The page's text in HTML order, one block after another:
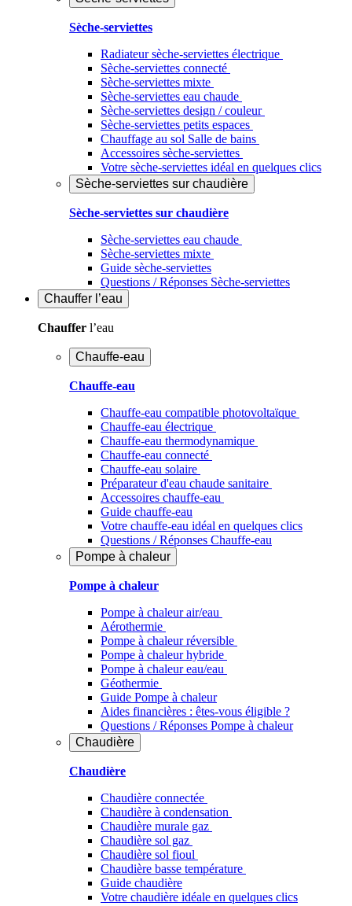
Sèche-serviettes
Radiateur sèche-serviettes électrique
Sèche-serviettes connecté
Sèche-serviettes mixte
Sèche-serviettes eau chaude
Sèche-serviettes design / couleur
Sèche-serviettes petits espaces
Chauffage au sol Salle de bains
Accessoires sèche-serviettes
Votre sèche-serviettes idéal en quelques clics
Sèche-serviettes sur chaudière
Sèche-serviettes sur chaudière
Sèche-serviettes eau chaude
Sèche-serviettes mixte
Guide sèche-serviettes
Questions / Réponses Sèche-serviettes
Chauffer l’eau
Chauffer l’eau
Chauffe-eau
Chauffe-eau
Chauffe-eau compatible photovoltaïque
Chauffe-eau électrique
Chauffe-eau thermodynamique
Chauffe-eau connecté
Chauffe-eau solaire
Préparateur d'eau chaude sanitaire
Accessoires chauffe-eau
Guide chauffe-eau
Votre chauffe-eau idéal en quelques clics
Questions / Réponses Chauffe-eau
Pompe à chaleur
Pompe à chaleur
Pompe à chaleur air/eau
Aérothermie
Pompe à chaleur réversible
Pompe à chaleur hybride
Pompe à chaleur​ eau/eau
Géothermie
Guide Pompe à chaleur
Aides financières : êtes-vous éligible ?
Questions / Réponses Pompe à chaleur
Chaudière
Chaudière
Chaudière connectée
Chaudière à condensation
Chaudière murale gaz
Chaudière sol gaz
Chaudière sol fioul
Chaudière basse température
Guide chaudière
Votre chaudière idéale en quelques clics